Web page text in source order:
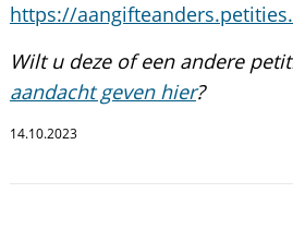
https://
Wilt u deze of een andere
aandacht geven hier?
14.10.2023